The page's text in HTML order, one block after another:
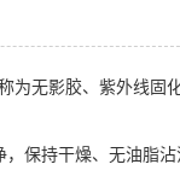
为无影胶、紫外线
保持干燥、无油脂沾